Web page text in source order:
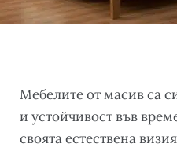
Мебелите от масив са
и устойчивост във
своята естествена